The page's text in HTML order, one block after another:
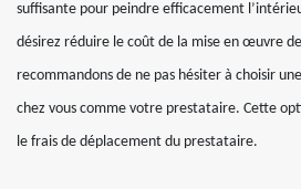
suffisante pour peindre efficacement
désirez réduire le coût de la mise en œuvre
recommandons de ne pas hésiter à choisir
chez vous comme votre prestataire. Cette
le frais de déplacement du prestataire.